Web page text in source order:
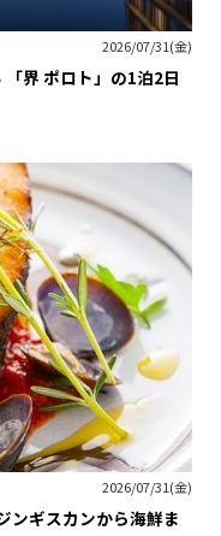
2026/07/31(金)
界 ポロト」の1泊2日
2026/07/31(金)
ンギスカンから海鮮ま